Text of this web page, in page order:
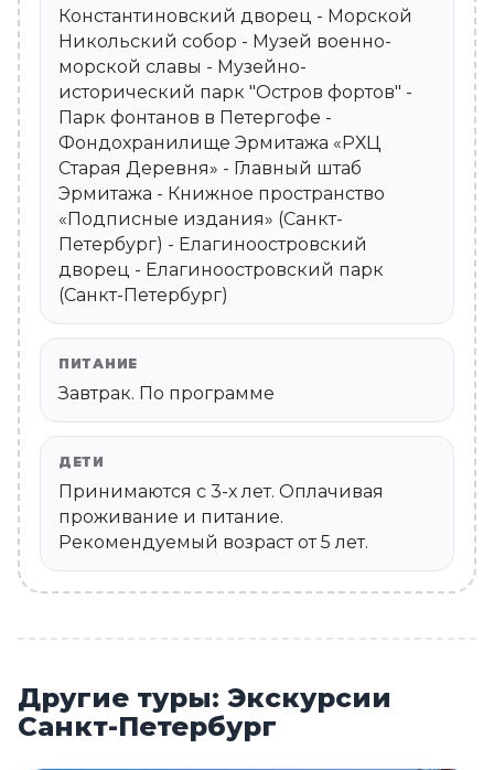
Константиновский дворец - Морской
Никольский собор - Музей военно-
морской славы - Музейно-
исторический парк "Остров фортов" -
Парк фонтанов в Петергофе -
Фондохранилище Эрмитажа «РХЦ
Старая Деревня» - Главный штаб
Эрмитажа - Книжное пространство
«Подписные издания» (Санкт-
Петербург) - Елагиноостровский
дворец - Елагиноостровский парк
(Санкт-Петербург)
ПИТАНИЕ
Завтрак. По программе
ДЕТИ
Принимаются c 3-х лет. Оплачивая
проживание и питание.
Рекомендуемый возраст от 5 лет.
Другие туры: Экскурсии
Санкт-Петербург